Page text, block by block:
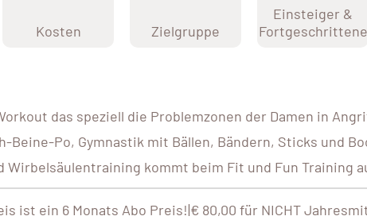
Kosten Zielgruppe
Einsteiger &
Fortgeschrittene
das speziell die Problemzonen der Damen in
Beine-Po, Gymnastik mit Bällen, Bändern, Sticks und
Wirbelsäulentraining kommt beim Fit und Fun Training
ist ein 6 Monats Abo Preis!|€ 80,00 für NICHT